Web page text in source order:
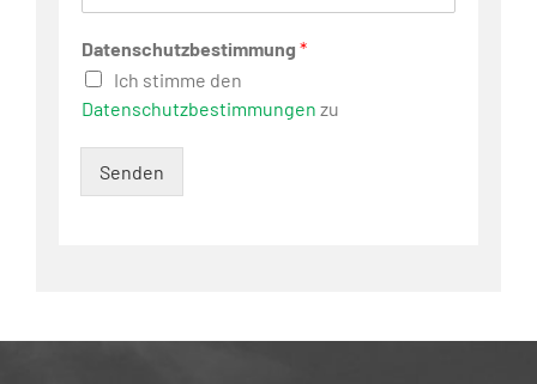
Datenschutzbestimmung *
Ich stimme den
Datenschutzbestimmungen zu
Senden